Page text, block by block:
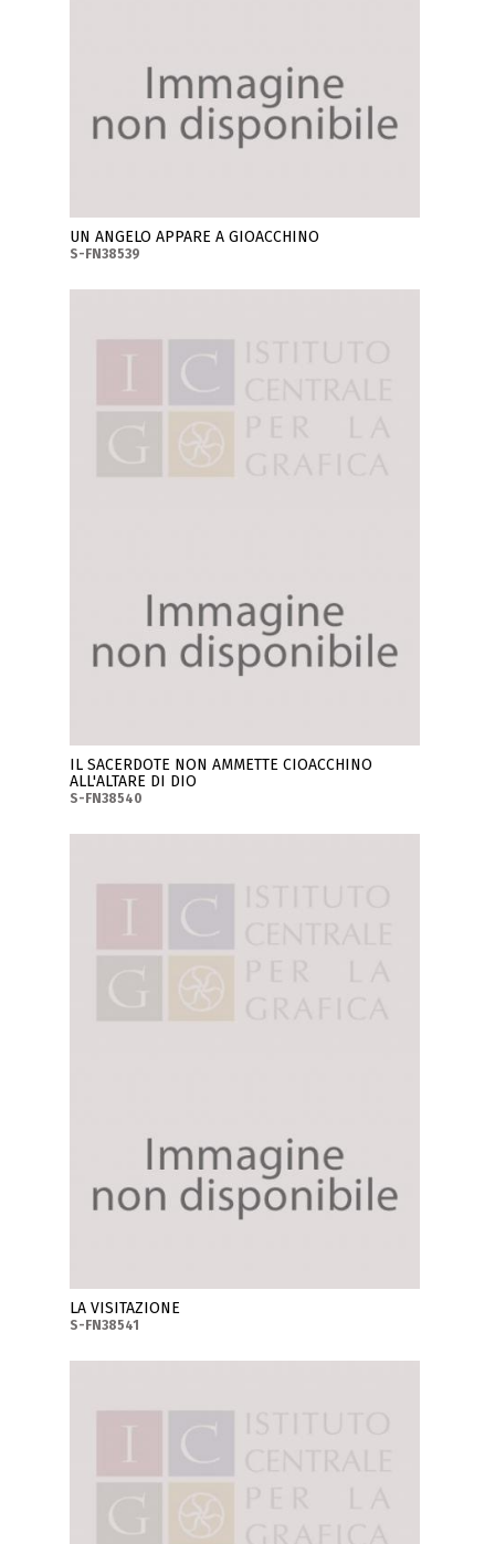
UN ANGELO APPARE A GIOACCHINO
S-FN38539
IL SACERDOTE NON AMMETTE CIOACCHINO
ALL'ALTARE DI DIO
S-FN38540
LA VISITAZIONE
S-FN38541